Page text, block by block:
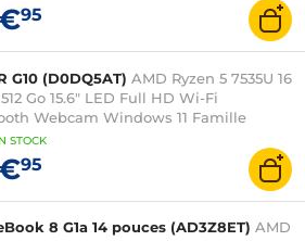
95
G10 (D0DQ5AT) AMD Ryzen 5 7535U 16
Go 15.6" LED Full HD Wi-Fi
Webcam Windows 11 Famille
STOCK
95
8 G1a 14 pouces (AD3Z8ET) AMD